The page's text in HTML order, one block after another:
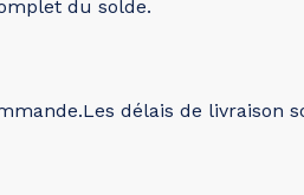
du solde.
délais de livraison